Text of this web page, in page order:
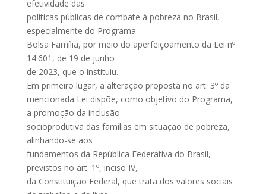
efetividade das
políticas públicas de combate à pobreza no Brasil,
especialmente do Programa
Bolsa Família, por meio do aperfeiçoamento da Lei nº
14.601, de 19 de junho
de 2023, que o instituiu.
Em primeiro lugar, a alteração proposta no art. 3º da
mencionada Lei dispõe, como objetivo do Programa,
a promoção da inclusão
socioprodutiva das famílias em situação de pobreza,
alinhando-se aos
fundamentos da República Federativa do Brasil,
previstos no art. 1º, inciso IV,
da Constituição Federal, que trata dos valores sociais